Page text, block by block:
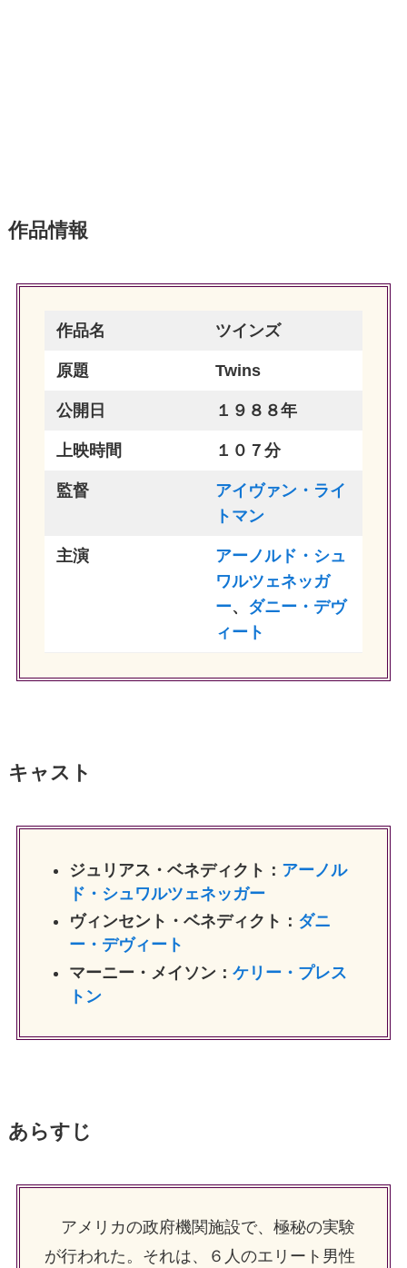
作品情報
作品名 ツインズ
原題 Twins
公開日 １９８８年
上映時間 １０７分
監督
アイヴァン・ライ
トマン
主演
アーノルド・シュ
ワルツェネッガ
ー、 ダニー・デヴ
ィート
キャスト
ジュリアス・ベネディクト： アーノル
ド・シュワルツェネッガー
ヴィンセント・ベネディクト： ダニ
ー・デヴィート
マーニー・メイソン： ケリー・プレス
トン
あらすじ
アメリカの政府機関施設で、極秘の実験
が行われた。それは、６人のエリート男性